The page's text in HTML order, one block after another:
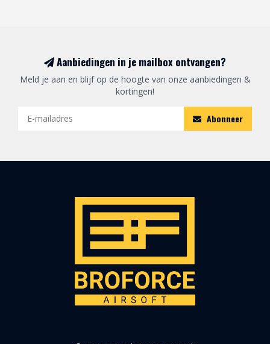
Aanbiedingen in je mailbox ontvangen?
Meld je aan en blijf op de hoogte van onze aanbiedingen &
kortingen!
Abonneer